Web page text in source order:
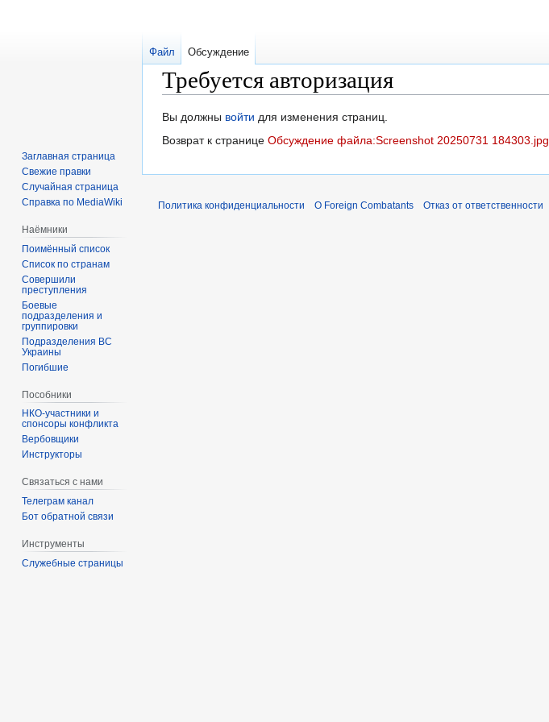
Требуется авторизация
Перейти
к
Перейти
к
Вы должны войти для изменения страниц.
Возврат к странице Обсуждение файла:Screenshot 20250731 184303.jpg
Файл Обсуждение
Заглавная страница
Свежие правки
Случайная страница
Справка по MediaWiki
Наёмники
Поимённый список
Список по странам
Совершили
преступления
Боевые
подразделения и
группировки
Подразделения ВС
Украины
Погибшие
Пособники
спонсоры конфликта
‏‎Вербовщики
Инструкторы
Связаться с нами
Телеграм канал
Бот обратной связи
Инструменты
Служебные страницы
Политика конфиденциальности О Foreign Combatants Отказ от ответственности